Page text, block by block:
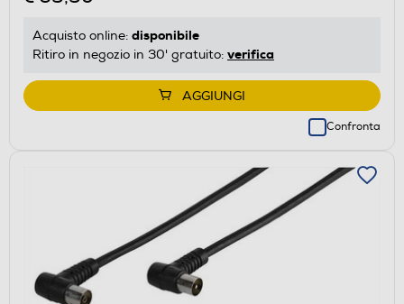
Acquisto online: disponibile
Ritiro in negozio in 30' gratuito: verifica
AGGIUNGI
Confronta